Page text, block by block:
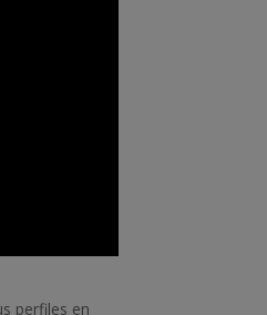
perfiles en